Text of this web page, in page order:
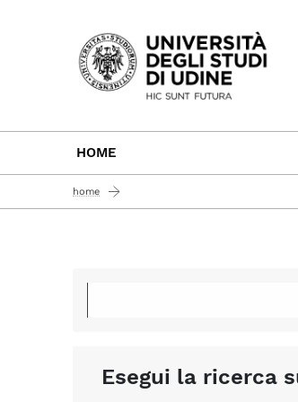
Passa al contenuto
HOME
home
Esegui la ricerca